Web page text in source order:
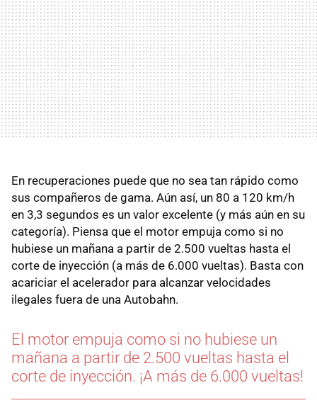
En recuperaciones puede que no sea tan rápido como
sus compañeros de gama. Aún así, un 80 a 120 km/h
en 3,3 segundos es un valor excelente (y más aún en su
categoría). Piensa que el motor empuja como si no
hubiese un mañana a partir de 2.500 vueltas hasta el
corte de inyección (a más de 6.000 vueltas). Basta con
acariciar el acelerador para alcanzar velocidades
ilegales fuera de una Autobahn.
El motor empuja como si no hubiese un
mañana a partir de 2.500 vueltas hasta el
corte de inyección. ¡A más de 6.000 vueltas!